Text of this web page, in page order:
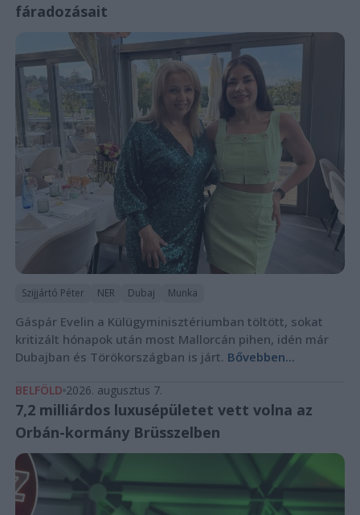
fáradozásait
Szijjártó Péter NER Dubaj Munka
Gáspár Evelin a Külügyminisztériumban töltött, sokat
kritizált hónapok után most Mallorcán pihen, idén már
Dubajban és Törökországban is járt. Bővebben...
BELFÖLD 2026. augusztus 7.
7,2 milliárdos luxusépületet vett volna az
Orbán-kormány Brüsszelben